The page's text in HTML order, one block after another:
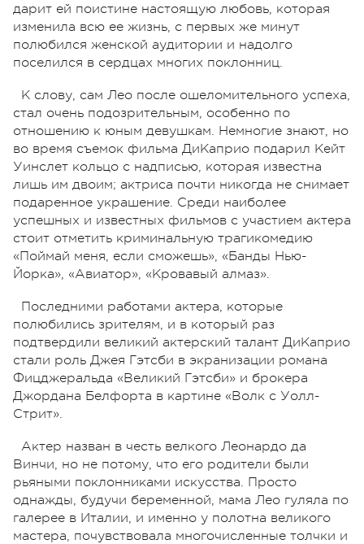
дарит ей поистине настоящую любовь, которая
изменила всю ее жизнь, с первых же минут
полюбился женской аудитории и надолго
поселился в сердцах многих поклонниц.
К слову, сам Лео после ошеломительного успеха,
стал очень подозрительным, особенно по
отношению к юным девушкам. Немногие знают, но
во время съемок фильма ДиКаприо подарил Кейт
Уинслет кольцо с надписью, которая известна
лишь им двоим; актриса почти никогда не снимает
подаренное украшение. Среди наиболее
успешных и известных фильмов с участием актера
стоит отметить криминальную трагикомедию
«Поймай меня, если сможешь», «Банды Нью-
Йорка», «Авиатор», «Кровавый алмаз».
Последними работами актера, которые
полюбились зрителям, и в который раз
подтвердили великий актерский талант ДиКаприо
стали роль Джея Гэтсби в экранизации романа
Фицджеральда «Великий Гэтсби» и брокера
Джордана Белфорта в картине «Волк с Уолл-
Стрит».
Актер назван в честь велкого Леонардо да
Винчи, но не потому, что его родители были
рьяными поклонниками искусства. Просто
однажды, будучи беременной, мама Лео гуляла по
галерее в Италии, и именно у полотна великого
мастера, почувствовала многочисленные толчки и